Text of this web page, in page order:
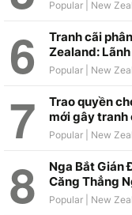
Tranh cãi
Zealand:
Trao quyền
mới gây tranh
Nga Bắt Gián
Căng Thẳng